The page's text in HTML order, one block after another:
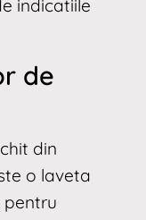
indicatiile
de
din
o laveta
pentru